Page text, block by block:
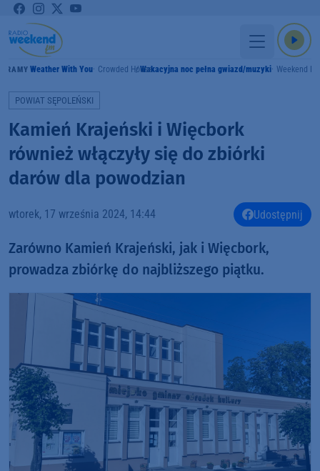
GRAMY Weather With You Crowded HouseWakacyjna noc pełna gwiazd/muzyki Weekend FM
POWIAT SĘPOLEŃSKI
Kamień Krajeński i Więcbork
również włączyły się do zbiórki
darów dla powodzian
wtorek, 17 września 2024, 14:44 Udostępnij
Zarówno Kamień Krajeński, jak i Więcbork,
prowadza zbiórkę do najbliższego piątku.